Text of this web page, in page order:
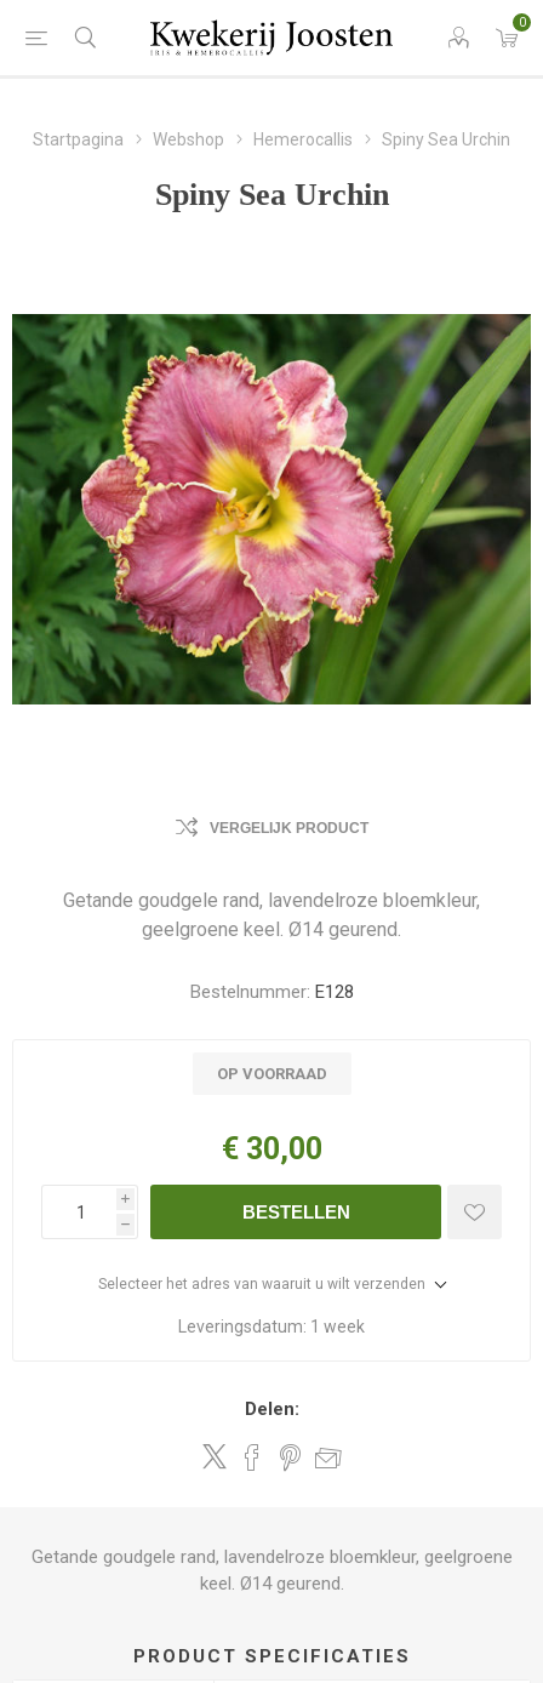
0
Startpagina Webshop Hemerocallis Spiny Sea Urchin
Spiny Sea Urchin
VERGELIJK PRODUCT
Getande goudgele rand, lavendelroze bloemkleur,
geelgroene keel. Ø14 geurend.
Bestelnummer: E128
OP VOORRAAD
€ 30,00
i
h
BESTELLEN
Selecteer het adres van waaruit u wilt verzenden
Leveringsdatum: 1 week
Delen:
Getande goudgele rand, lavendelroze bloemkleur, geelgroene
keel. Ø14 geurend.
PRODUCT SPECIFICATIES